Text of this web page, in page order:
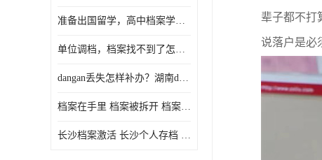
准备出国留学，高中档案学校发给我了怎么办？
单位调档，档案找不到了怎么办？
dangan丢失怎样补办？湖南dangan丢失补办流程介绍！
档案在手里 档案被拆开 档案补办 档案问题一站式服务
长沙档案激活 长沙个人存档 长沙档案存档
辈子都不打
说落户是必